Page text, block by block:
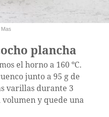
Mas
plancha
el horno a 160 ºC.
junto a 95 g de
varillas durante 3
y quede una